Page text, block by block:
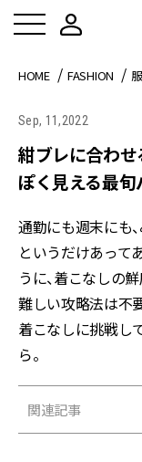
HOME FASHION 服
Sep, 11,2022
紺ブレに合わせ
ぽく見える最旬
通勤にも週末にも
というだけあって
うに、着こなしの
難しい攻略法は不
着こなしに挑戦し
ら。
関連記事